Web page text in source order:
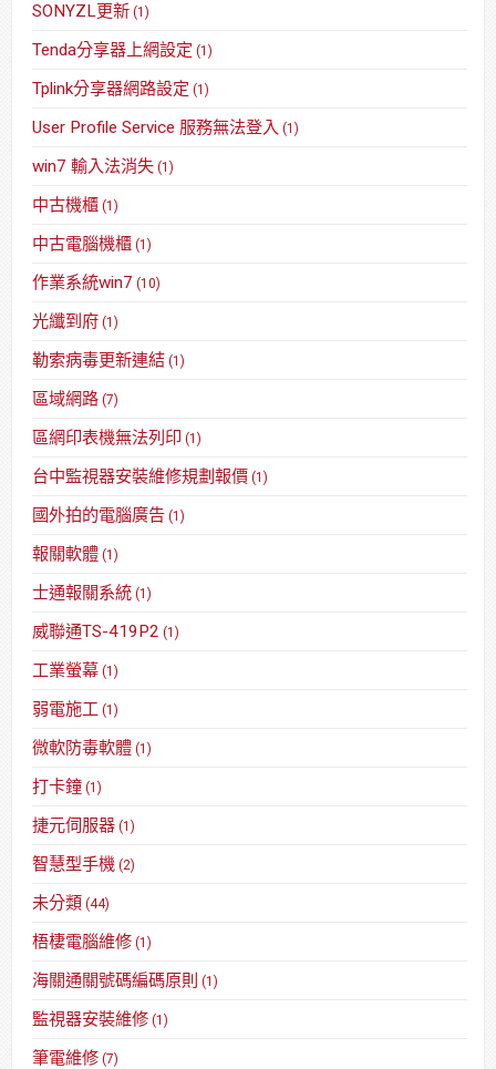
SONYZL更新 (1)
Tenda分享器上網設定 (1)
Tplink分享器網路設定 (1)
User Profile Service 服務無法登入 (1)
win7 輸入法消失 (1)
中古機櫃 (1)
中古電腦機櫃 (1)
作業系統win7 (10)
光纖到府 (1)
勒索病毒更新連結 (1)
區域網路 (7)
區網印表機無法列印 (1)
台中監視器安裝維修規劃報價 (1)
國外拍的電腦廣告 (1)
報關軟體 (1)
士通報關系統 (1)
威聯通TS-419P2 (1)
工業螢幕 (1)
弱電施工 (1)
微軟防毒軟體 (1)
打卡鐘 (1)
捷元伺服器 (1)
智慧型手機 (2)
未分類 (44)
梧棲電腦維修 (1)
海關通關號碼編碼原則 (1)
監視器安裝維修 (1)
筆電維修 (7)